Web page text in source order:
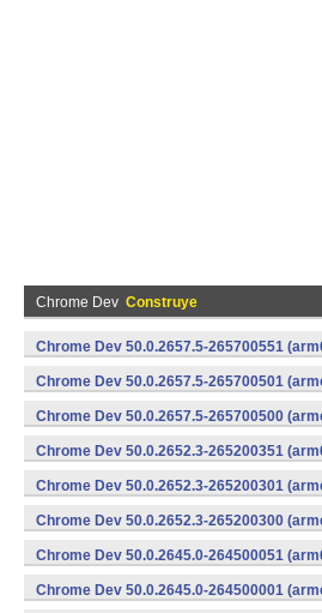
Chrome Dev Construye
Chrome Dev 50.0.2657.5-265700551
Chrome Dev 50.0.2657.5-265700501
Chrome Dev 50.0.2657.5-265700500
Chrome Dev 50.0.2652.3-265200351
Chrome Dev 50.0.2652.3-265200301
Chrome Dev 50.0.2652.3-265200300
Chrome Dev 50.0.2645.0-264500051
Chrome Dev 50.0.2645.0-264500001